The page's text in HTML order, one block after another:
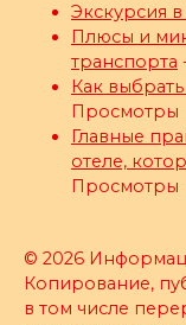
Экскурсия
Плюсы и
транспорта
Как
Просмотры
Главные
отеле,
Просмотры
© 2026
Копирование,
в том числе